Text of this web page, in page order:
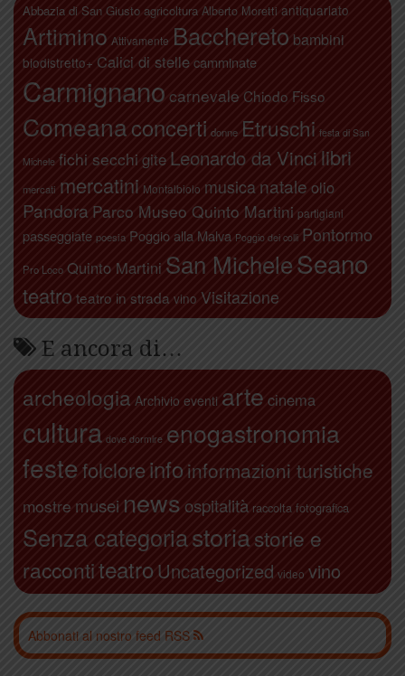
Abbazia di San Giusto agricoltura Alberto Moretti antiquariato
Artimino Attivamente Bacchereto bambini
biodistretto+ Calici di stelle camminate
Carmignano carnevale Chiodo Fisso
Comeanaconcerti donne Etruschi festa di San
Michele fichi secchi gite Leonardo da Vinci libri
mercati mercatini Montalbiolo musica natale olio
Pandora Parco Museo Quinto Martini partigiani
passeggiate poesia Poggio alla Malva Poggio dei colli Pontormo
Pro Loco Quinto Martini San MicheleSeano
teatro teatro in strada vino Visitazione
E ancora di…
archeologia Archivio eventi arte cinema
cultura dove dormire enogastronomia
festefolcloreinfo informazioni turistiche
mostre musei news ospitalità raccolta fotografica
Senza categoriastoriastorie e
raccontiteatroUncategorized video vino
Abbonati al nostro feed RSS